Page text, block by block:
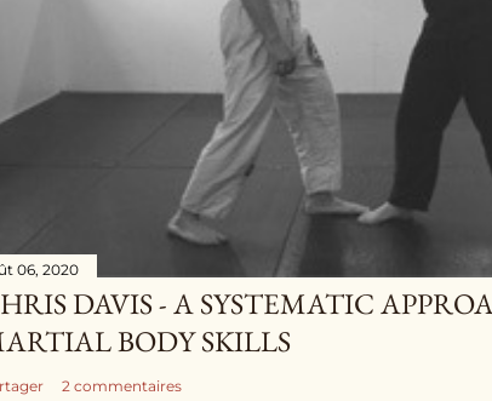
06, 2020
DAVIS - A SYSTEMATIC
BODY SKILLS
2 commentaires